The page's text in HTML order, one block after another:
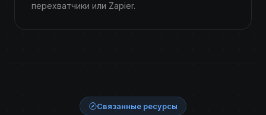
перехватчики или Zapier.
Связанные ресурсы